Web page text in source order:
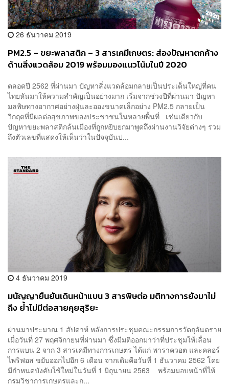
26 ธันวาคม 2019
PM2.5 – ขยะพลาสติก – 3 สารเคมีเกษตร: ส่องปัญหาตกค้าง
ด้านสิ่งแวดล้อม 2019 พร้อมมองแนวโน้มในปี 2020
ตลอดปี 2562 ที่ผ่านมา ปัญหาสิ่งแวดล้อมกลายเป็นประเด็นใหญ่ที่คน
ไทยหันมาให้ความสำคัญเป็นอย่างมาก เริ่มจากช่วงปีที่ผ่านมา ปัญหา
มลพิษทางอากาศอย่างฝุ่นละอองขนาดเล็กอย่าง PM2.5 กลายเป็น
วิกฤตที่มีผลต่อสุขภาพของประชาชนในหลายพื้นที่ เช่นเดียวกับ
ปัญหาขยะพลาสติกล้นเมืองที่ถูกหยิบยกมาพูดถึงผ่านงานวิจัยต่างๆ รวม
ถึงตัวเลขที่แสดงให้เห็นว่าในปัจจุบันป...
4 ธันวาคม 2019
มนัญญายืนยันเดินหน้าแบน 3 สารพิษต่อ มติทางการยังมาไม่
ถึง ย้ำไม่มีต่อสายคุยสุริยะ
ผ่านมาประมาณ 1 สัปดาห์ หลังการประชุมคณะกรรมการวัตถุอันตราย
เมื่อวันที่ 27 พฤศจิกายนที่ผ่านมา ซึ่งมีมติออกมาว่าที่ประชุมให้เลื่อน
การแบน 2 จาก 3 สารเคมีทางการเกษตร ได้แก่ พาราควอต และคลอร์
ไพริฟอส ขยับออกไปอีก 6 เดือน จากเดิมคือวันที่ 1 ธันวาคม 2562 โดย
มีกำหนดบังคับใช้ใหม่ในวันที่ 1 มิถุนายน 2563 พร้อมมอบหน้าที่ให้
กรมวิชาการเกษตรและก...